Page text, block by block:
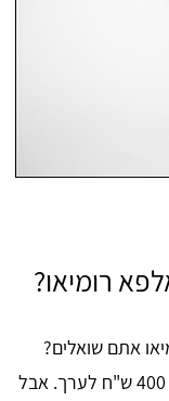
רומיאו?
אתם שואלים?
מפתח פשוט לדגמים הישנים ינוע בין 200 - 400 ש"ח לערך. אבל